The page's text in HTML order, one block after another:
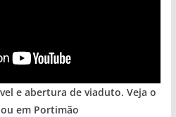
e abertura de viaduto. Veja o
em Portimão